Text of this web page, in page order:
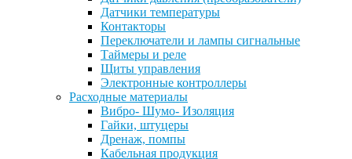
Датчики температуры
Контакторы
Переключатели и лампы сигнальные
Таймеры и реле
Щиты управления
Электронные контроллеры
Расходные материалы
Вибро- Шумо- Изоляция
Гайки, штуцеры
Дренаж, помпы
Кабельная продукция